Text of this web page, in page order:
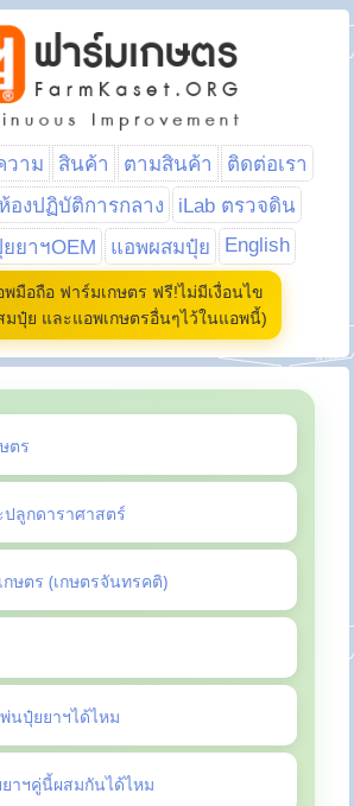
วาม สินค้า ตามสินค้า
ติดต่อเรา
องปฏิบัติการกลาง
iLab ตรวจดิน
ยาฯOEM
แอพผสมปุ๋ย English
พมือถือ ฟาร์มเกษตร ฟรี!ไม่มีเงื่อนไข
มปุ๋ย และแอพเกษตรอื่นๆไว้ในแอพนี้)
ตร
ปลูกดาราศาสตร์
ษตร (เกษตรจันทรคติ)
นปุ๋ยยาฯได้ไหม
าฯคู่นี้ผสมกันได้ไหม